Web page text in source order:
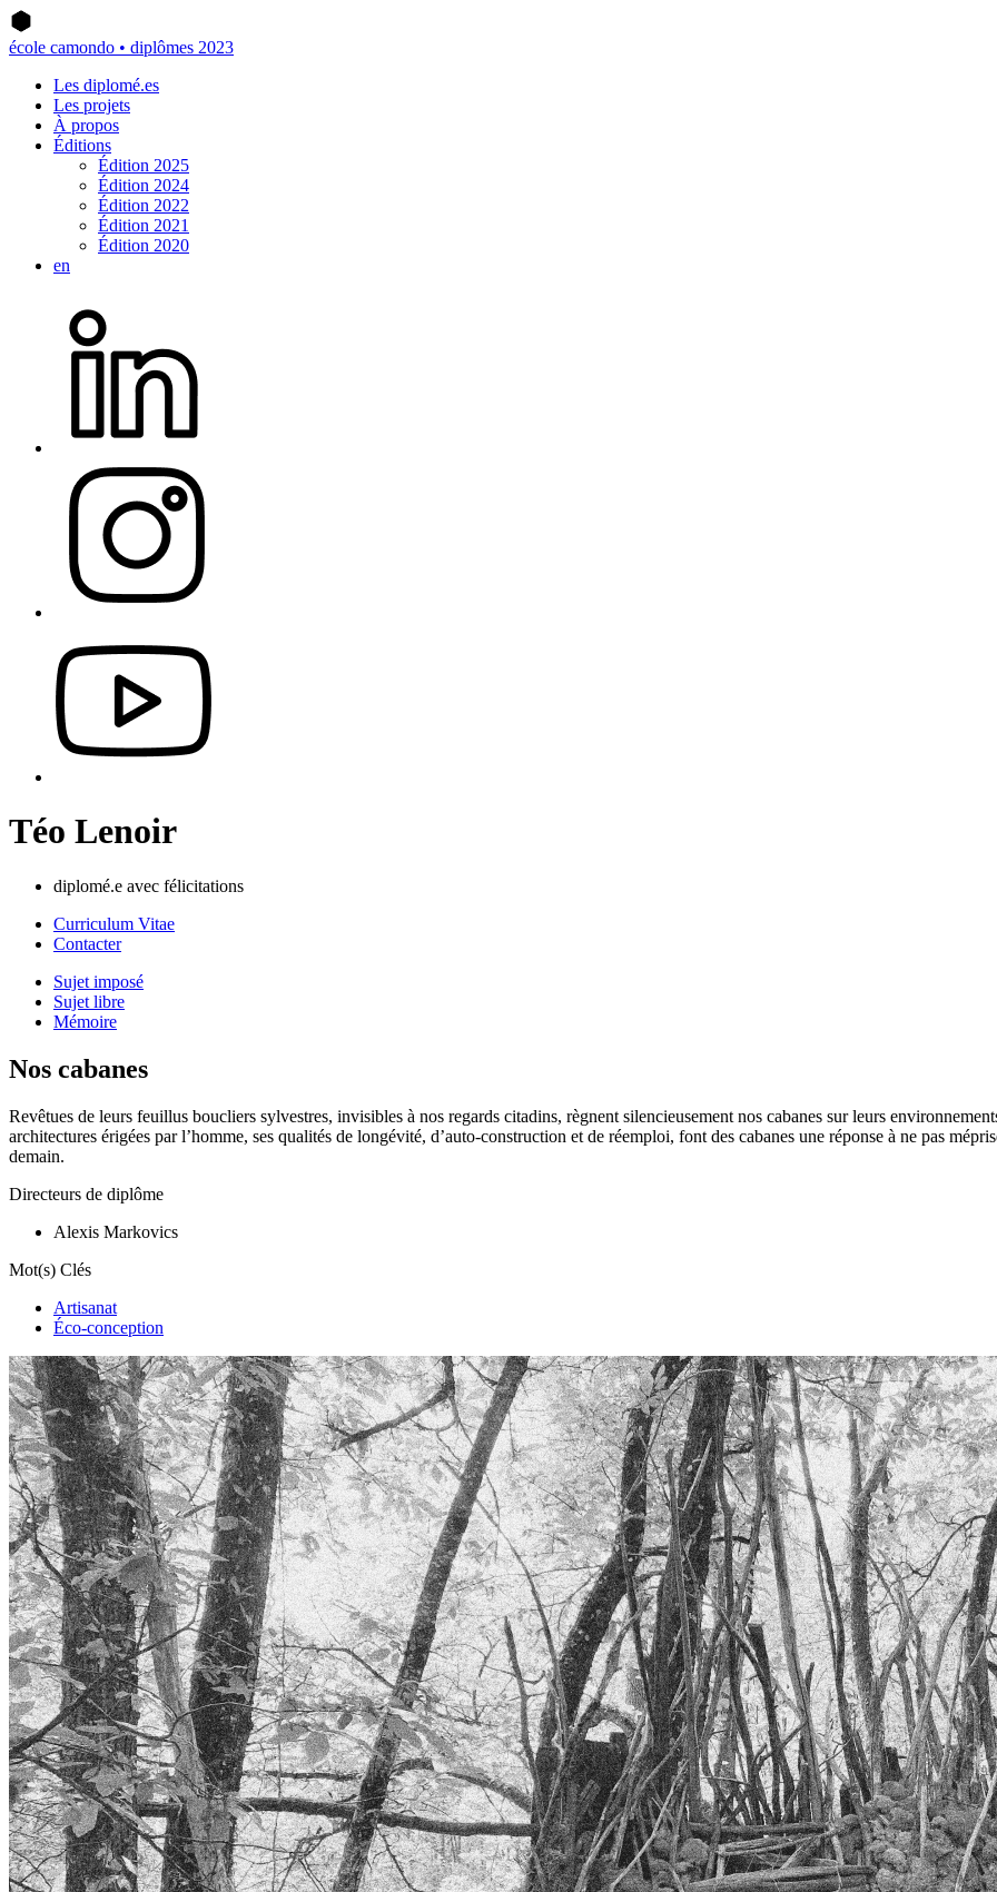
école camondo • diplômes 2023
Les diplomé.es
Les projets
À propos
Éditions
Édition 2025
Édition 2024
Édition 2022
Édition 2021
Édition 2020
en
Téo Lenoir
diplomé.e avec félicitations
Curriculum Vitae
Contacter
Sujet imposé
Sujet libre
Mémoire
Nos cabanes
Revêtues de leurs feuillus boucliers sylvestres, invisibles à nos regards citadins, règnent silencieusement nos cabanes sur leurs
architectures érigées par l’homme, ses qualités de longévité, d’auto-construction et de réemploi, font des cabanes une réponse à ne pas
demain.
Directeurs de diplôme
Alexis Markovics
Mot(s) Clés
Artisanat
Éco-conception